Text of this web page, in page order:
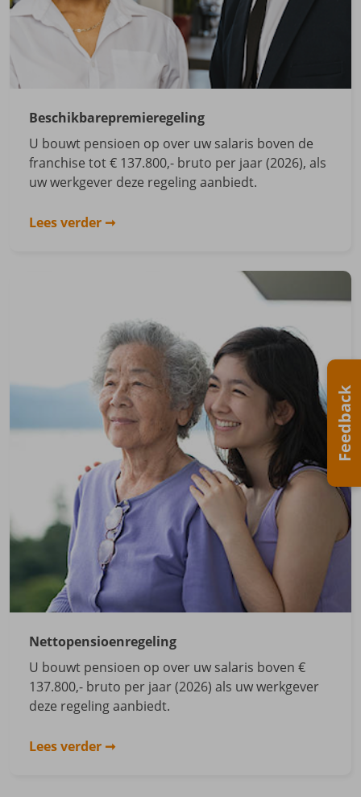
Beschikbarepremieregeling
U bouwt pensioen op over uw salaris boven de
franchise tot € 137.800,- bruto per jaar (2026), als
uw werkgever deze regeling aanbiedt.
Lees verder
Nettopensioenregeling
U bouwt pensioen op over uw salaris boven €
137.800,- bruto per jaar (2026) als uw werkgever
deze regeling aanbiedt.
Lees verder
Feedback